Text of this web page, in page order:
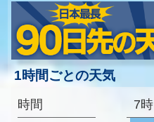
1時間ごとの天気
時間
7時